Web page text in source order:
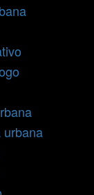
urbana